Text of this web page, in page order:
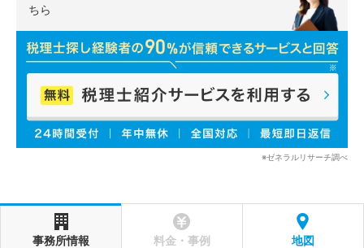
ちら
※ゼネラルリサーチ調べ
事務所情報 料金・事例 地図